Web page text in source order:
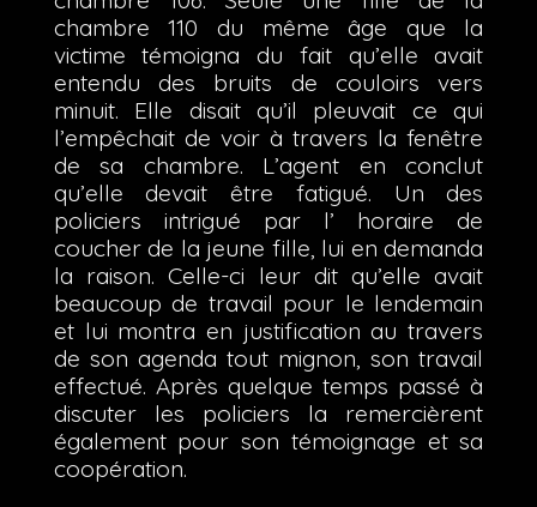
chambre 110 du même âge que la
victime témoigna du fait qu’elle avait
entendu des bruits de couloirs vers
minuit. Elle disait qu’il pleuvait ce qui
l’empêchait de voir à travers la fenêtre
de sa chambre. L’agent en conclut
qu’elle devait être fatigué. Un des
policiers intrigué par l’ horaire de
coucher de la jeune fille, lui en demanda
la raison. Celle-ci leur dit qu’elle avait
beaucoup de travail pour le lendemain
et lui montra en justification au travers
de son agenda tout mignon, son travail
effectué. Après quelque temps passé à
discuter les policiers la remercièrent
également pour son témoignage et sa
coopération.